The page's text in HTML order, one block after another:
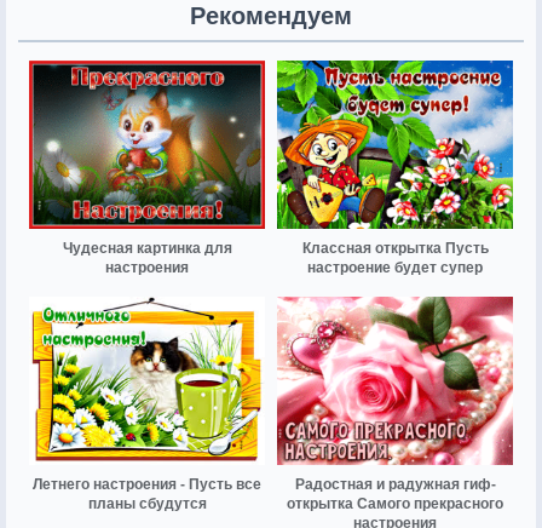
Рекомендуем
Чудесная картинка для
настроения
Классная открытка Пусть
настроение будет супер
Летнего настроения - Пусть все
планы сбудутся
Радостная и радужная гиф-
открытка Самого прекрасного
настроения